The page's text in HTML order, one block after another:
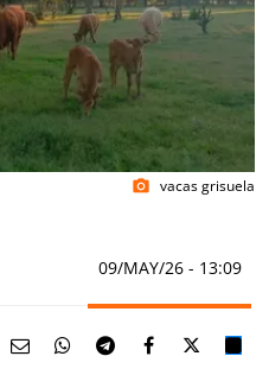
photo_camera vacas grisuela
09/MAY/26 - 13:09